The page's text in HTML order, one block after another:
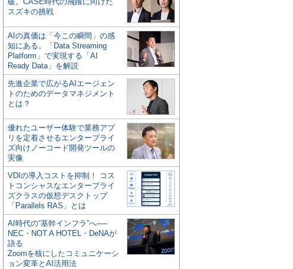
スズキの挑戦
AIの真価は「今この瞬間」の感
知にある。「Data Streaming
Platform」で実現する「AI
Ready Data」を解説
先進企業で広がるAIエージェン
トのためのデータマネジメント
とは？
優れたユーザー体験で業務アプ
リを定着させるエンタープライ
ズ向けノーコード開発ツールの
実像
VDIの導入コストを抑制！ コス
トコンシャスなエンタープライ
ズクラスの仮想デスクトップ
「Parallels RAS」とは
AI時代の“基幹インフラ”へ──
NEC・NOT A HOTEL・DeNAが
語る
Zoomを核にしたコミュニケーシ
ョン変革とAI活用法